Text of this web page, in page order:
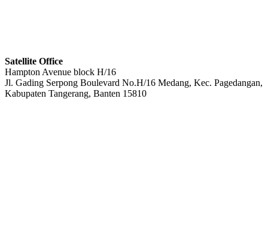
Satellite Office
Hampton Avenue block H/16
Jl. Gading Serpong Boulevard No.H/16 Medang, Kec. Pagedangan,
Kabupaten Tangerang, Banten 15810